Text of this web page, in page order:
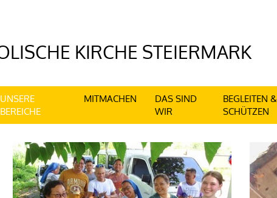
UNSERE
BEREICHE
MITMACHEN
DAS SIND
WIR
BEGLEITEN &
SCHÜTZEN